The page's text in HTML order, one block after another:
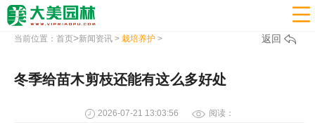

当前位置： 首页>新闻资讯> 栽培养护> 返回
冬季给苗木剪枝还能有这么多好处
2026-07-21 13:03:56 阅读：